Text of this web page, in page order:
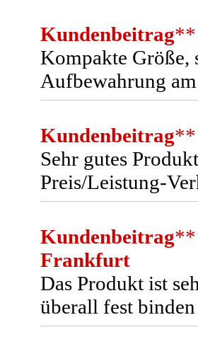
Kundenbeitrag**
Kompakte Größe,
Aufbewahrung
Kundenbeitrag**
Sehr gutes
Preis/Leistung-
Kundenbeitrag**
Frankfurt
Das Produkt ist
überall fest